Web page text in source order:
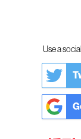
Use a